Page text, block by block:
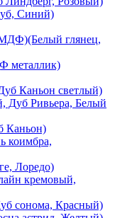
Синий)
глянец,
металлик)
Каньон светлый)
Дуб Ривьера, Белый
Каньон)
коимбра,
Лоредо)
кремовый,
сонома, Красный)